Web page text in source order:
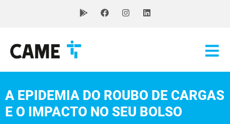
A EPIDEMIA DO ROUBO DE CARGAS
E O IMPACTO NO SEU BOLSO